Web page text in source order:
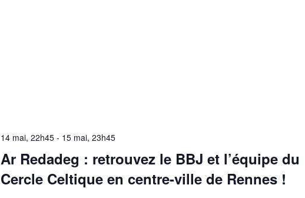
14 mai, 22h45- 15 mai, 23h45
Ar Redadeg : retrouvez le BBJ et l’équipe du
Cercle Celtique en centre-ville de Rennes !